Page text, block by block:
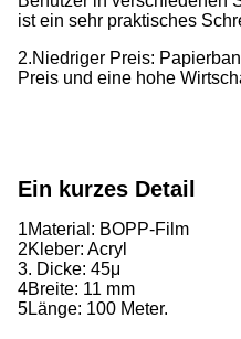
ist ein sehr praktisches
2.Niedriger Preis:
Preis und eine hohe
Ein kurzes Detail
1Material: BOPP-Film
2Kleber: Acryl
3. Dicke: 45μ
4Breite: 11 mm
5Länge: 100 Meter.